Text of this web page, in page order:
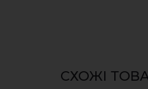
СХОЖІ